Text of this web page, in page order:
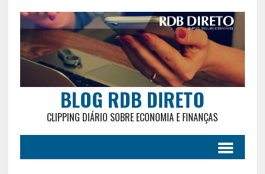
BLOG RDB DIRETO
CLIPPING DIÁRIO SOBRE ECONOMIA E FINANÇAS